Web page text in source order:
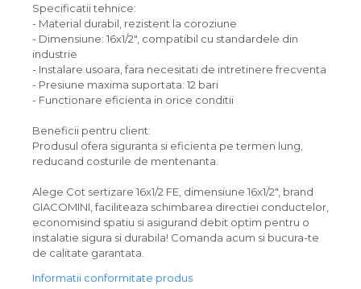
Specificatii tehnice:
- Material durabil, rezistent la coroziune
- Dimensiune: 16x1/2", compatibil cu standardele din
industrie
- Instalare usoara, fara necesitati de intretinere frecventa
- Presiune maxima suportata: 12 bari
- Functionare eficienta in orice conditii
Beneficii pentru client:
Produsul ofera siguranta si eficienta pe termen lung,
reducand costurile de mentenanta.
Alege Cot sertizare 16x1/2 FE, dimensiune 16x1/2", brand
GIACOMINI, faciliteaza schimbarea directiei conductelor,
economisind spatiu si asigurand debit optim pentru o
instalatie sigura si durabila! Comanda acum si bucura-te
de calitate garantata.
Informatii conformitate produs